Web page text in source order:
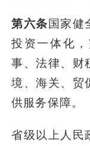
第六条国家健
投资一体化
事、法律、财
境、海关、贸
供服务保障。
省级以上人民